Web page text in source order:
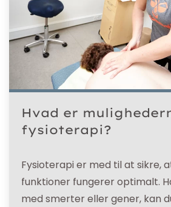
Hvad er
fysioterapi?
Fysioterapi er med til at sikre,
funktioner fungerer optimalt.
med smerter eller gener, kan